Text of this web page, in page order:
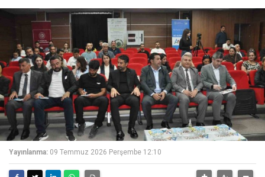
Yayınlanma: 09 Temmuz 2026 Perşembe 12:10